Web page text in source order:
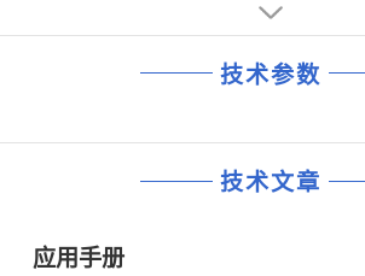
技术参数
技术文章
应用手册